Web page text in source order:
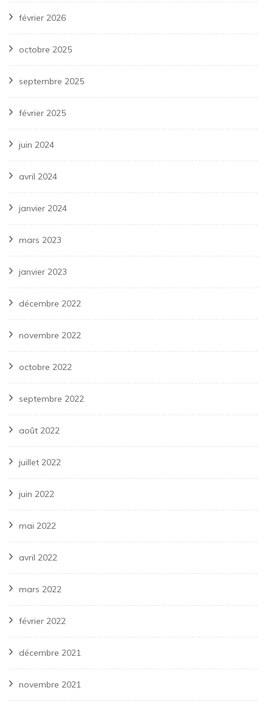
février 2026
octobre 2025
septembre 2025
février 2025
juin 2024
avril 2024
janvier 2024
mars 2023
janvier 2023
décembre 2022
novembre 2022
octobre 2022
septembre 2022
août 2022
juillet 2022
juin 2022
mai 2022
avril 2022
mars 2022
février 2022
décembre 2021
novembre 2021